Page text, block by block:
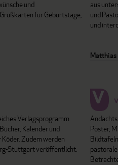
und
für Geburtstage,
aus
und
und
Verlagsprogramm
Kalender und
Zudem werden
Stuttgart veröffentlicht.
Poster,